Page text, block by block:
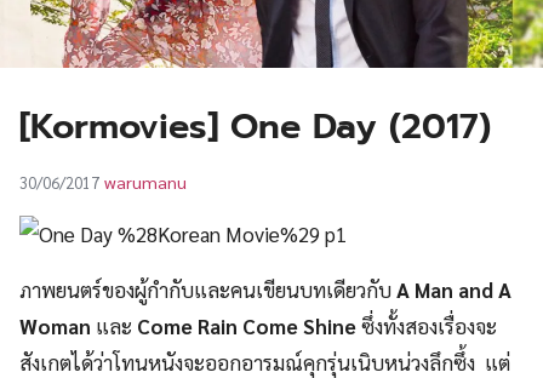
[Kormovies] One Day (2017)
30/06/2017 warumanu
ภาพยนตร์ของผู้กำกับและคนเขียนบทเดียวกับA Man and A
Woman และ Come Rain Come Shineซึ่งทั้งสองเรื่องจะ
สังเกตได้ว่าโทนหนังจะออกอารมณ์คุกรุ่นเนิบหน่วงลึกซึ้ง แต่